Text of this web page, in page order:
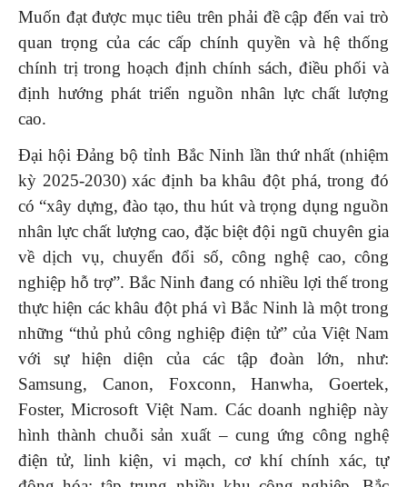
Muốn đạt được mục tiêu trên phải đề cập đến vai trò
quan trọng của các cấp chính quyền và hệ thống
chính trị trong hoạch định chính sách, điều phối và
định hướng phát triển nguồn nhân lực chất lượng
cao.
Đại hội Đảng bộ tỉnh Bắc Ninh lần thứ nhất (nhiệm
kỳ 2025-2030) xác định ba khâu đột phá, trong đó
có “xây dựng, đào tạo, thu hút và trọng dụng nguồn
nhân lực chất lượng cao, đặc biệt đội ngũ chuyên gia
về dịch vụ, chuyển đổi số, công nghệ cao, công
nghiệp hỗ trợ”. Bắc Ninh đang có nhiều lợi thế trong
thực hiện các khâu đột phá vì Bắc Ninh là một trong
những “thủ phủ công nghiệp điện tử” của Việt Nam
với sự hiện diện của các tập đoàn lớn, như:
Samsung, Canon, Foxconn, Hanwha, Goertek,
Foster, Microsoft Việt Nam. Các doanh nghiệp này
hình thành chuỗi sản xuất – cung ứng công nghệ
điện tử, linh kiện, vi mạch, cơ khí chính xác, tự